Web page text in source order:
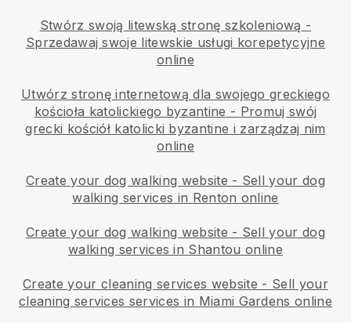
Stwórz swoją litewską stronę szkoleniową -
Sprzedawaj swoje litewskie usługi korepetycyjne
online
Utwórz stronę internetową dla swojego greckiego
kościoła katolickiego byzantine - Promuj swój
grecki kościół katolicki byzantine i zarządzaj nim
online
Create your dog walking website - Sell your dog
walking services in Renton online
Create your dog walking website - Sell your dog
walking services in Shantou online
Create your cleaning services website - Sell your
cleaning services services in Miami Gardens online